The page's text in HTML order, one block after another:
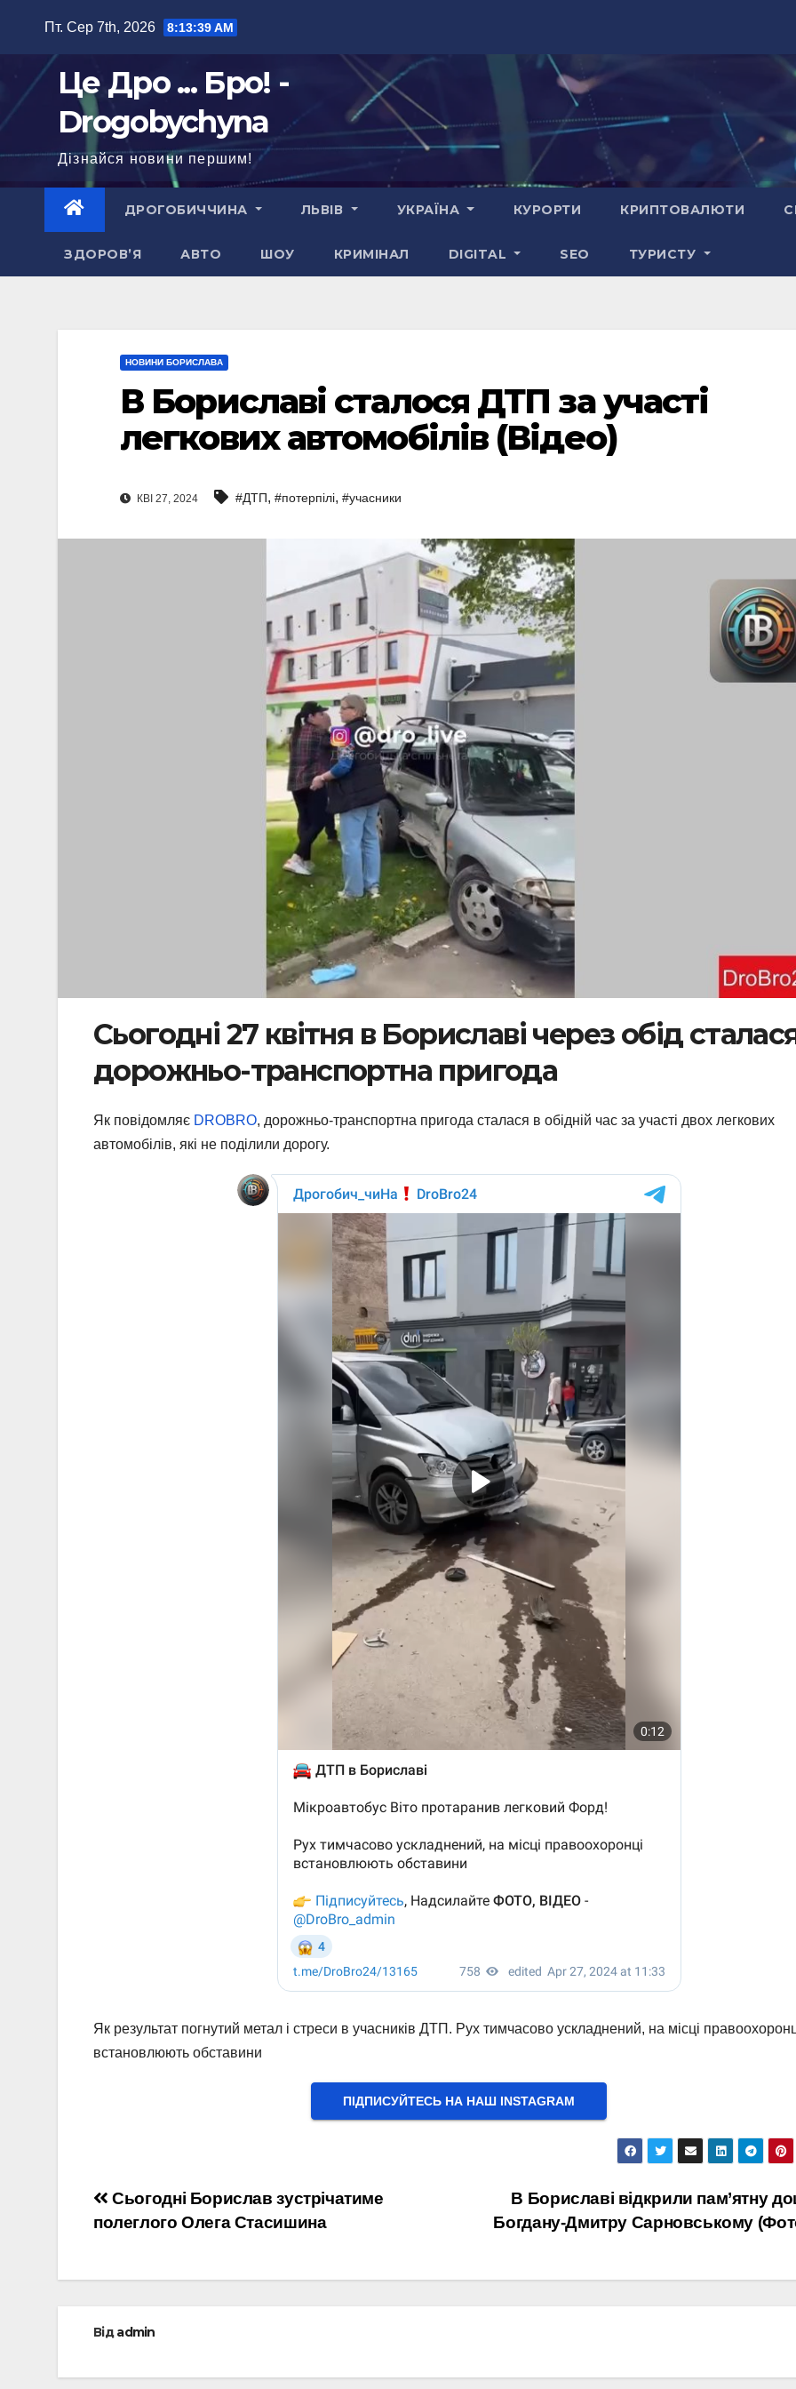
Пт. Сер 7th, 2026 8:13:41 AM
Це Дро ... Бро! -
Drogobychyna
Дізнайся новини першим!
ДРОГОБИЧЧИНА ЛЬВІВ УКРАЇНА КУРОРТИ КРИПТОВАЛЮТИ
ЗДОРОВ’Я АВТО ШОУ КРИМІНАЛ DIGITAL SEO ТУРИСТУ
НОВИНИ БОРИСЛАВА
В Бориславі сталося ДТП за участі
легкових автомобілів (Відео)
КВІ 27, 2024 #ДТП, #потерпілі, #учасники
Сьогодні 27 квітня в Бориславі через обід
дорожньо-транспортна пригода
Як повідомляє DROBRO, дорожньо-транспортна пригода сталася в обідній час за участі двох легкових
автомобілів, які не поділили дорогу.
Як результат погнутий метал і стреси в учасників ДТП. Рух тимчасово ускладнений, на місці
встановлюють обставини
ПІДПИСУЙТЕСЬ НА НАШ INSTAGRAM
Навігація
В Бориславі відкрили пам’ятну
Богдану-Дмитру Сарновському
Сьогодні Борислав зустрічатиме
полеглого Олега Стасишина
Відadmin